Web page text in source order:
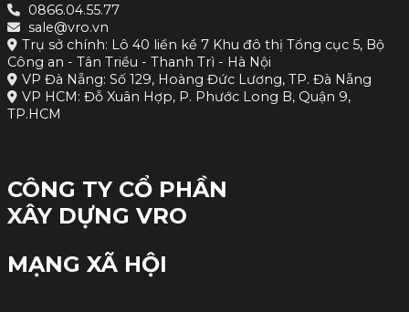
0866.04.55.77
sale@vro.vn
Trụ sở chính: Lô 40 liền kề 7 Khu đô thị Tổng cục 5, Bộ
Công an - Tân Triều - Thanh Trì - Hà Nội
VP Đà Nẵng: Số 129, Hoàng Đức Lương, TP. Đà Nẵng
VP HCM: Đỗ Xuân Hợp, P. Phước Long B, Quận 9,
TP.HCM
CÔNG TY CỔ PHẦN
XÂY DỰNG VRO
MẠNG XÃ HỘI